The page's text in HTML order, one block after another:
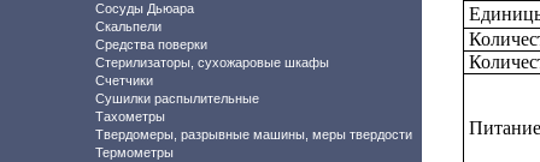
Сосуды Дьюара
Скальпели
Средства поверки
Стерилизаторы, сухожаровые шкафы
Счетчики
Сушилки распылительные
Тахометры
Твердомеры, разрывные машины, меры твердости
Термометры